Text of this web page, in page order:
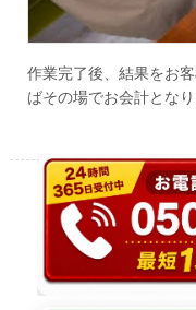
作業完了後、結果をお
ばその場でお会計となり